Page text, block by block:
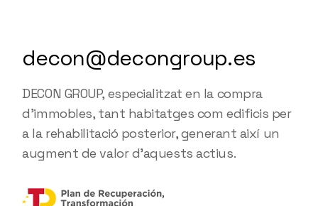
decon@decongroup.es
DECON GROUP, especialitzat en la compra
d'immobles, tant habitatges com edificis per
a la rehabilitació posterior, generant així un
augment de valor d'aquests actius.